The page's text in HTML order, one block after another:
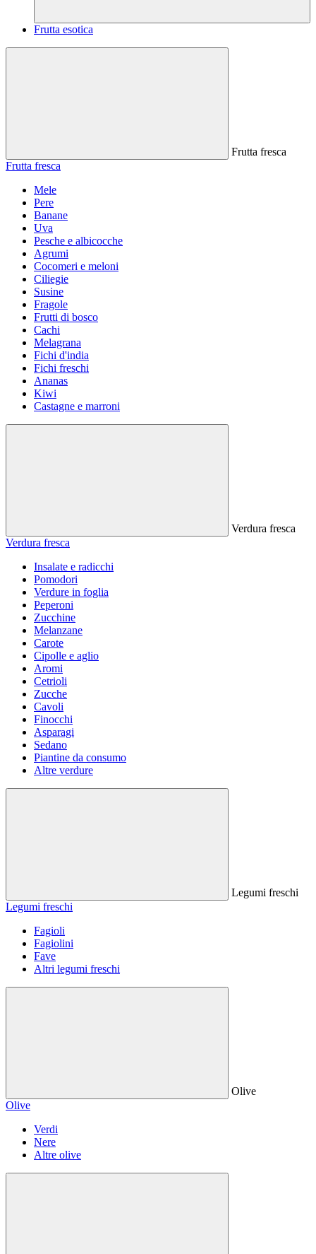
Frutta esotica
Frutta fresca
Frutta fresca
Mele
Pere
Banane
Uva
Pesche e albicocche
Agrumi
Cocomeri e meloni
Ciliegie
Susine
Fragole
Frutti di bosco
Cachi
Melagrana
Fichi d'india
Fichi freschi
Ananas
Kiwi
Castagne e marroni
Verdura fresca
Verdura fresca
Insalate e radicchi
Pomodori
Verdure in foglia
Peperoni
Zucchine
Melanzane
Carote
Cipolle e aglio
Aromi
Cetrioli
Zucche
Cavoli
Finocchi
Asparagi
Sedano
Piantine da consumo
Altre verdure
Legumi freschi
Legumi freschi
Fagioli
Fagiolini
Fave
Altri legumi freschi
Olive
Olive
Verdi
Nere
Altre olive